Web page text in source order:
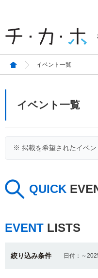
イベント一覧
イベント一覧
※ 掲載を希望されたイベン
QUICK
EVENT LISTS
絞り込み条件 日付：～